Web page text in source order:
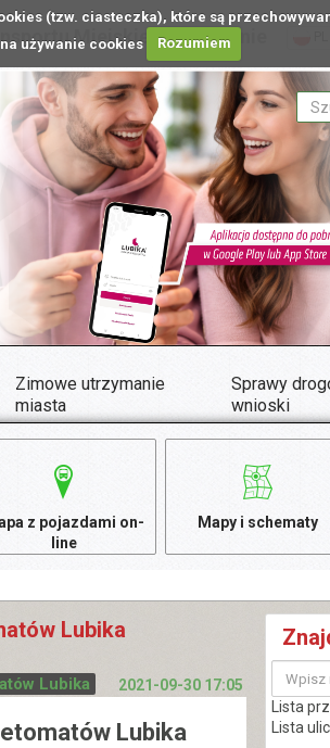
(tzw. ciasteczka), które są
używanie cookies
Rozumiem
Miejskiego w Lublinie
Zimowe utrzymanie
miasta
Sprawy
wnioski
z pojazdami on-
line
Mapy i schematy
Lubika
Lubika 2021-09-30 17:05
Lubika
Lista
Lista ulic